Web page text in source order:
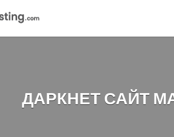
ДАРКНЕТ САЙТ